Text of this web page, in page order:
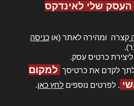
העסק שלי לאינדקס
קצרה ומהירה לאתר (או כניסה
ליצירת כרטיס עסק.
לקדם את כרטיסך למקום
. לפרטים נוספים לחץ כאן.